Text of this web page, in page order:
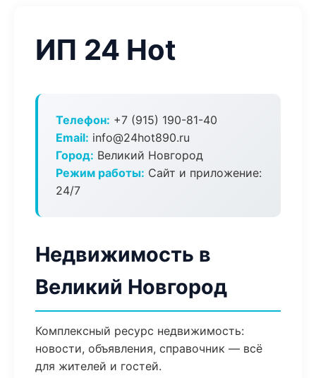
ИП 24 Hot
Телефон: +7 (915) 190-81-40
Email: info@24hot890.ru
Город: Великий Новгород
Режим работы: Сайт и приложение:
24/7
Недвижимость в
Великий Новгород
Комплексный ресурс недвижимость:
новости, объявления, справочник — всё
для жителей и гостей.